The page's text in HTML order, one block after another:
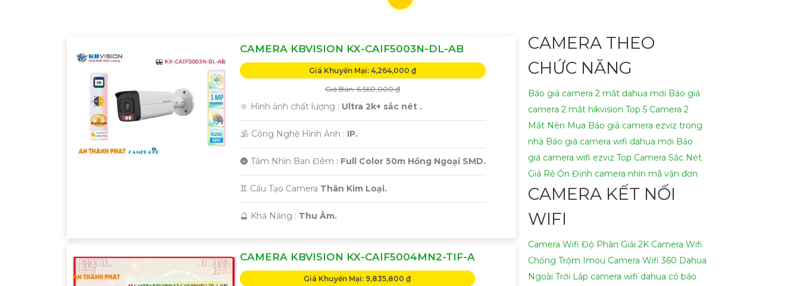
CAMERA KBVISION KX-CAIF5003N-DL-AB
Giá Khuyến Mại: 4,264,000 ₫
Giá Bán: 6,560,000 ₫
🔆 Hình ảnh chất lượng : Ultra 2k+ sắc nét .
🕉️ Công Nghệ Hình Ảnh : IP.
🌚 Tầm Nhìn Ban Đêm : Full Color 50m Hồng Ngoại SMD.
♊ Cấu Tạo Camera Thân Kim Loại.
️🔮 Khả Năng : Thu Âm.
CAMERA KBVISION KX-CAIF5004MN2-TIF-A
Giá Khuyến Mại: 9,835,800 ₫
CAMERA THEO
CHỨC NĂNG
Báo giá camera 2 mắt dahua mới Báo giá
camera 2 mắt hikvision Top 5 Camera 2
Mắt Nên Mua Báo giá camera ezviz trong
nhà Báo giá camera wifi dahua mới Báo
giá camera wifi ezviz Top Camera Sắc Nét
Giá Rẻ Ổn Định camera nhìn mã vận đơn
CAMERA KẾT NỐI
WIFI
Camera Wifi Độ Phân Giải 2K Camera Wifi
Chống Trộm Imou Camera Wifi 360 Dahua
Ngoài Trời Lắp camera wifi dahua có báo